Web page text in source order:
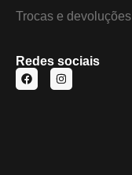
Trocas e devoluções
Redes sociais